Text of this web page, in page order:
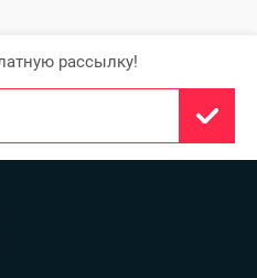
рассылку!